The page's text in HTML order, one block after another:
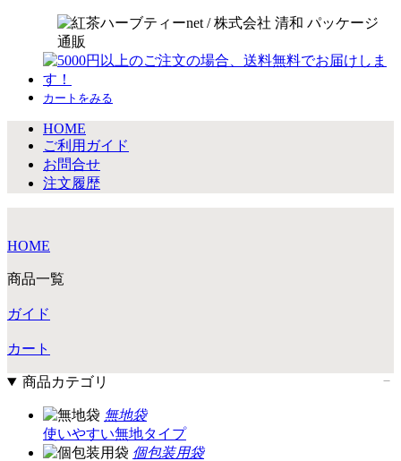
カートをみる
HOME
ご利用ガイド
お問合せ
注文履歴
HOME
商品一覧
ガイド
カート
商品カテゴリ
無地袋
使いやすい無地タイプ
個包装用袋